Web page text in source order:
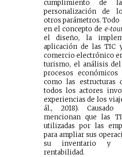
cumplimiento de
personalización de
otros parámetros. Todo
en el concepto de e-
el diseño, la
aplicación de las TIC
comercio electrónico
turismo, el análisis
procesos
como las estructuras
todos los actores
experiencias de los
ál., 2018).
mencionan que las
utilizadas por las
para ampliar sus
su inventario y
rentabilidad.